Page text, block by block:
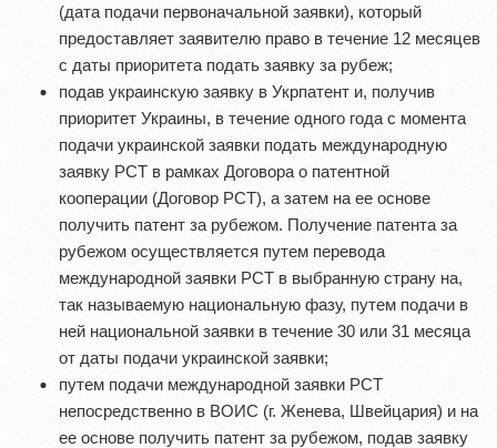
(дата подачи первоначальной заявки), который
предоставляет заявителю право в течение 12 месяцев
с даты приоритета подать заявку за рубеж;
подав украинскую заявку в Укрпатент и, получив
приоритет Украины, в течение одного года с момента
подачи украинской заявки подать международную
заявку РСТ в рамках Договора о патентной
кооперации (Договор РСТ), а затем на ее основе
получить патент за рубежом. Получение патента за
рубежом осуществляется путем перевода
международной заявки РСТ в выбранную страну на,
так называемую национальную фазу, путем подачи в
ней национальной заявки в течение 30 или 31 месяца
от даты подачи украинской заявки;
путем подачи международной заявки PCT
непосредственно в ВОИС (г. Женева, Швейцария) и на
ее основе получить патент за рубежом, подав заявку